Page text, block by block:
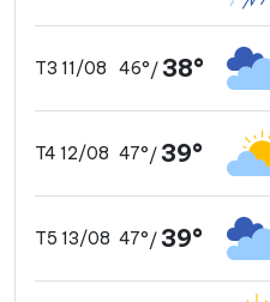
T3 11/08 46°/ 38°
T4 12/08 47°/ 39°
T5 13/08 47°/ 39°